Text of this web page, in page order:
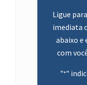
Ligue para
imediata
abaixo
com
"*"